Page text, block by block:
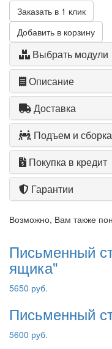
Заказать в 1 клик
Добавить в корзину
Выбрать модули
Описание
Доставка
Подъем и сборка
Покупка в кредит
Гарантии
Возможно, Вам также
Письменный
ящика"
5650 руб.
Письменный
5600 руб.